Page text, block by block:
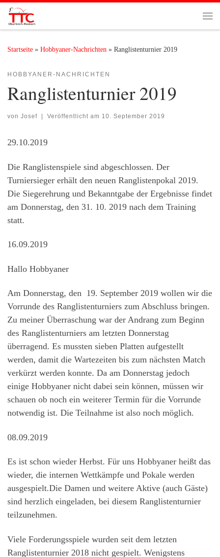
Zum Inhalt springen
Startseite » Hobbyaner-Nachrichten » Ranglistenturnier 2019
HOBBYANER-NACHRICHTEN
Ranglistenturnier 2019
von Josef Veröffentlicht am 10. September 2019
29.10.2019
Die Ranglistenspiele sind abgeschlossen. Der
Turniersieger erhält den neuen Ranglistenpokal 2019.
Die Siegerehrung und Bekanntgabe der Ergebnisse findet
am Donnerstag, den 31. 10. 2019 nach dem Training
statt.
16.09.2019
Hallo Hobbyaner
Am Donnerstag, den 19. September 2019 wollen wir die
Vorrunde des Ranglistenturniers zum Abschluss bringen.
Zu meiner Überraschung war der Andrang zum Beginn
des Ranglistenturniers am letzten Donnerstag
überragend. Es mussten sieben Platten aufgestellt
werden, damit die Wartezeiten bis zum nächsten Match
verkürzt werden konnte. Da am Donnerstag jedoch
einige Hobbyaner nicht dabei sein können, müssen wir
schauen ob noch ein weiterer Termin für die Vorrunde
notwendig ist. Die Teilnahme ist also noch möglich.
08.09.2019
Es ist schon wieder Herbst. Für uns Hobbyaner heißt das
wieder, die internen Wettkämpfe und Pokale werden
ausgespielt.Die Damen und weitere Aktive (auch Gäste)
sind herzlich eingeladen, bei diesem Ranglistenturnier
teilzunehmen.
Viele Forderungsspiele wurden seit dem letzten
Ranglistenturnier 2018 nicht gespielt. Wenigstens